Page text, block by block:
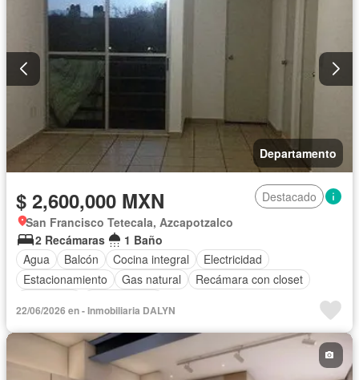
Departamento
$ 2,600,000 MXN
Destacado
San Francisco Tetecala, Azcapotzalco
2 Recámaras
1 Baño
Agua
Balcón Cocina integral
Electricidad
Estacionamiento
Gas natural
Recámara con closet
22/06/2026 en - Inmobiliaria DALYN